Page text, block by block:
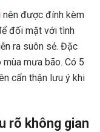
nên được đính kèm
đối mặt với tình
ra suôn sẻ. Đặc
mưa bão. Có 5
cẩn thận lưu ý khi
rõ không gian